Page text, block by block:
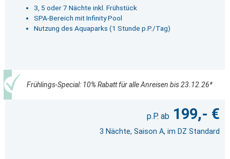
3, 5 oder 7 Nächte inkl. Frühstück
SPA-Bereich mit Infinity Pool
Nutzung des Aquaparks (1 Stunde p.P./Tag)
Frühlings-Special: 10% Rabatt für alle Anreisen bis 23.12.26*
199,- €
3 Nächte, Saison A, im DZ Standard